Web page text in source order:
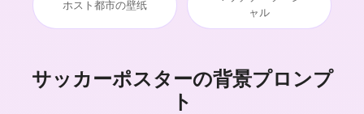
ホスト都市の壁纸
ャル
サッカーポスターの背景プロンプ
ト